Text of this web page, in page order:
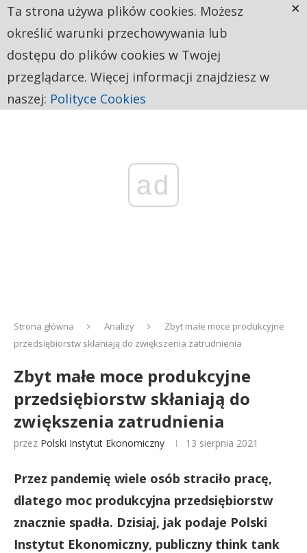
ad
Strona główna Analizy
Zbyt małe moce produkcyjne
przedsiębiorstw skłaniają do zwiększenia zatrudnienia
Zbyt małe moce produkcyjne
przedsiębiorstw skłaniają do
zwiększenia zatrudnienia
przez Polski Instytut Ekonomiczny 13 sierpnia 2021
Przez pandemię wiele osób straciło pracę,
dlatego moc produkcyjna przedsiębiorstw
znacznie spadła. Dzisiaj, jak podaje Polski
Instytut Ekonomiczny, publiczny think tank
Ta strona używa plików cookies. Możesz
określić warunki przechowywania lub
dostępu do plików cookies w Twojej
przeglądarce. Więcej informacji znajdziesz w
naszej: Polityce Cookies
×